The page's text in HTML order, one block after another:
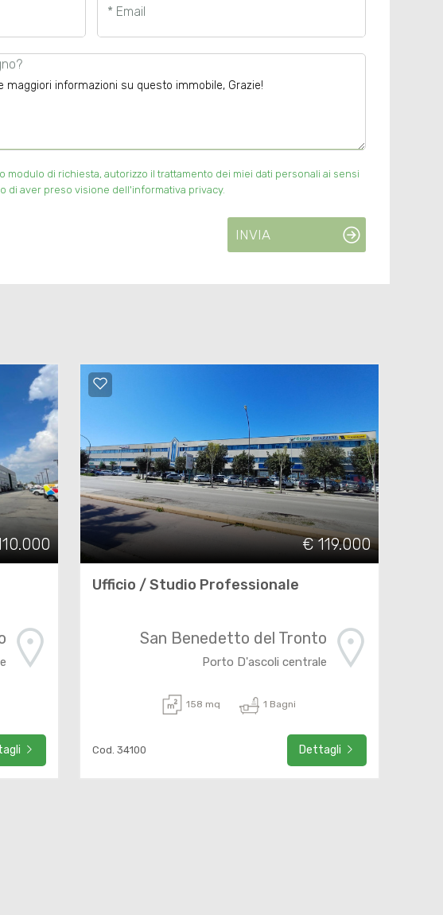
* Email
modulo di richiesta, autorizzo il trattamento dei miei dati personali ai sensi
di aver preso visione dell'informativa privacy.
INVIA
€ 119.000
Ufficio / Studio Professionale
San Benedetto del Tronto
Porto D'ascoli centrale
158 mq 1 Bagni
Cod. 34100 Dettagli